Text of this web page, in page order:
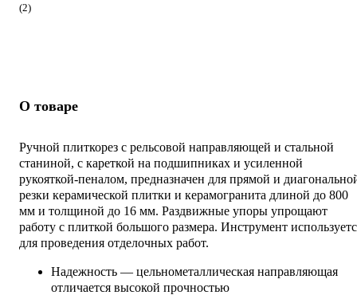
(2)
О товаре
Ручной плиткорез с рельсовой направляющей и стальной
станиной, с кареткой на подшипниках и усиленной
рукояткой-пеналом, предназначен для прямой и
резки керамической плитки и керамогранита длиной до 800
мм и толщиной до 16 мм. Раздвижные упоры упрощают
работу с плиткой большого размера. Инструмент
для проведения отделочных работ.
Надежность — цельнометаллическая направляющая
отличается высокой прочностью